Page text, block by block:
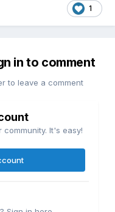
1
in to comment
to leave a comment
It's easy!